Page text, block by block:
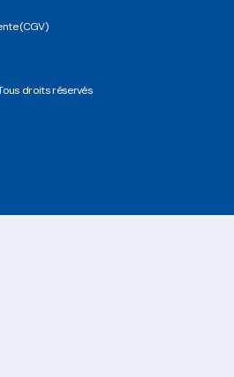
(CGV)
droits réservés